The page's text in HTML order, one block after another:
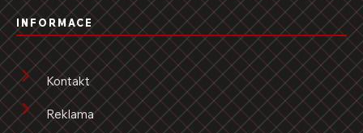
INFORMACE
Kontakt
Reklama